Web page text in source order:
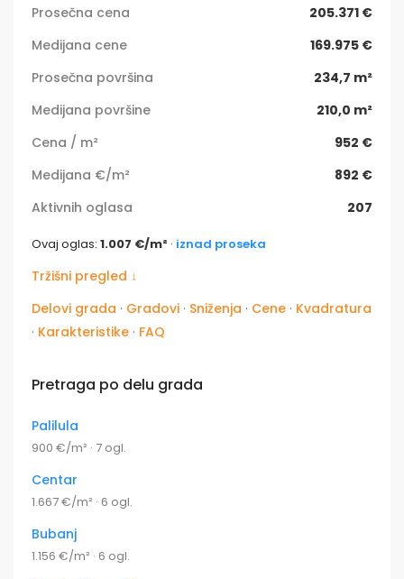
Prosečna cena
205.371 €
Medijana cene
169.975 €
Prosečna površina
234,7 m²
Medijana površine
210,0 m²
Cena / m²
952 €
Medijana €/m²
892 €
Aktivnih oglasa
207
Ovaj oglas: 1.007 €/m² · iznad proseka
Tržišni pregled ↓
Delovi grada · Gradovi · Sniženja · Cene · Kvadratura
· Karakteristike · FAQ
Pretraga po delu grada
Palilula
900 €/m² · 7 ogl.
Centar
1.667 €/m² · 6 ogl.
Bubanj
1.156 €/m² · 6 ogl.